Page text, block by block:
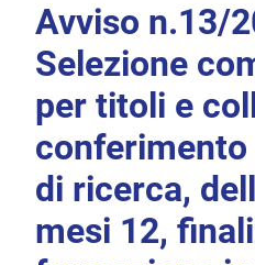
Avviso n.13/
Selezione
per titoli e
di ricerca,
mesi 12,